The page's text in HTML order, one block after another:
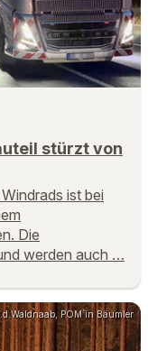
stürzt von
ist bei
Die
werden auch …
POM`in Bäumler